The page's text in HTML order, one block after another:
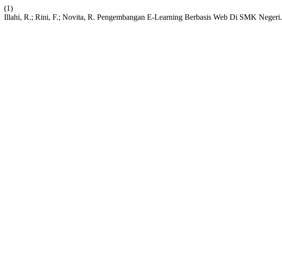
(1)
Illahi, R.; Rini, F.; Novita, R. Pengembangan E-Learning Berbasis Web Di SMK Negeri.